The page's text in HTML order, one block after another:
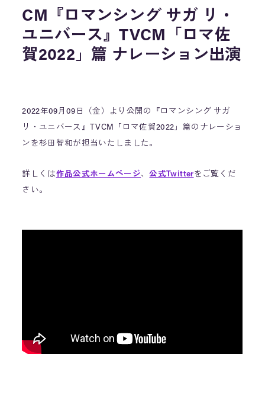
CM『ロマンシング サガ リ・
ユニバース』TVCM「ロマ佐
賀2022」篇 ナレーション出演
2022年09月09日（金）より公開の『ロマンシング サガ
リ・ユニバース』TVCM「ロマ佐賀2022」篇のナレーショ
ンを杉田智和が担当いたしました。
詳しくは作品公式ホームページ、公式Twitterをご覧くだ
さい。